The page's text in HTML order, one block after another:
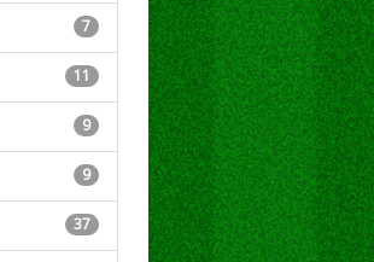
7
11
9
9
37